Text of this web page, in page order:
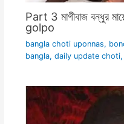
Part 3 মাগীবাজ বন্ধুর
golpo
bangla choti uponnas,
bangla, daily update choti,